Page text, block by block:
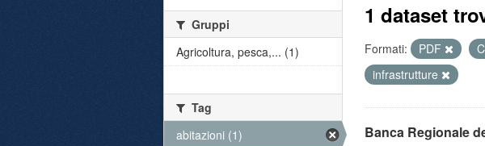
1 dataset
Formati: PDF
infrastrutture
Banca Regionale
Gruppi
Agricoltura, pesca,... (1)
Tag
abitazioni (1)